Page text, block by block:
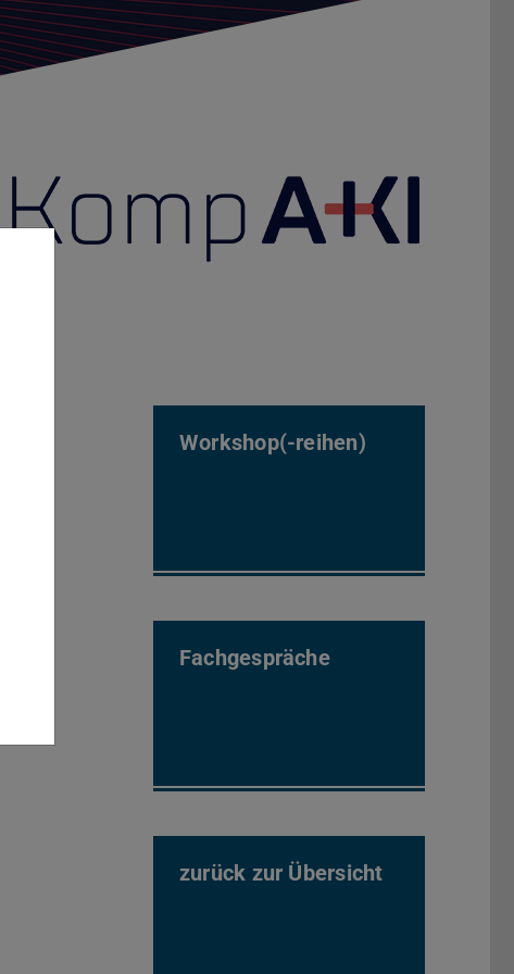
Workshop(-reihen)
Fachgespräche
zurück zur Übersicht